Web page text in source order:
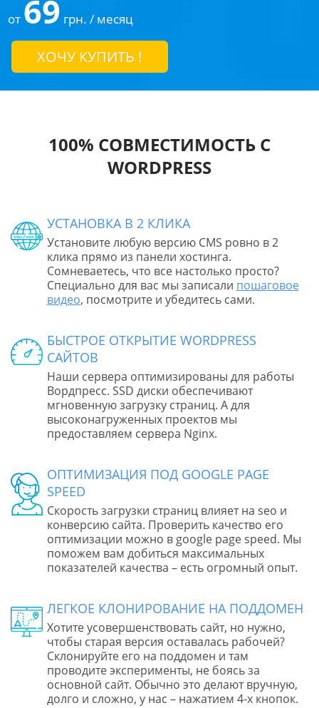
от 69 грн. / месяц
ХОЧУ КУПИТЬ !
100% СОВМЕСТИМОСТЬ С
WORDPRESS
УСТАНОВКА В 2 КЛИКА
Установите любую версию CMS ровно в 2
клика прямо из панели хостинга.
Сомневаетесь, что все настолько просто?
Специально для вас мы записали пошаговое
видео, посмотрите и убедитесь сами.
БЫСТРОЕ ОТКРЫТИЕ WORDPRESS
САЙТОВ
Наши сервера оптимизированы для работы
Вордпресс. SSD диски обеспечивают
мгновенную загрузку страниц. А для
высоконагруженных проектов мы
предоставляем сервера Nginx.
ОПТИМИЗАЦИЯ ПОД GOOGLE PAGE
SPEED
Скорость загрузки страниц влияет на seo и
конверсию сайта. Проверить качество его
оптимизации можно в google page speed. Мы
поможем вам добиться максимальных
показателей качества – есть огромный опыт.
ЛЕГКОЕ КЛОНИРОВАНИЕ НА ПОДДОМЕН
Хотите усовершенствовать сайт, но нужно,
чтобы старая версия оставалась рабочей?
Склонируйте его на поддомен и там
проводите эксперименты, не боясь за
основной сайт. Обычно это делают вручную,
долго и сложно, у нас – нажатием 4-х кнопок.